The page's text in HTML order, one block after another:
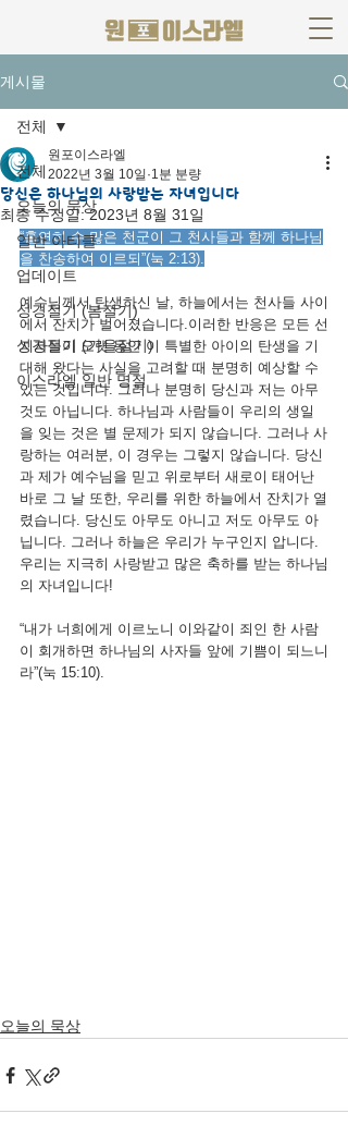
게시물
전체
오늘의 묵상
일반 아티클
업데이트
성경절기 (봄절기)
성경절기 (가을절기)
이스라엘 일반 명절
전체
당신은 하나님의 사랑받는 자녀입니다
원포이스라엘
2022년 3월 10일 1분 분량
최종 수정일:2023년 8월 31일
“홀연히 수 많은 천군이 그 천사들과 함께 하나님
을 찬송하여 이르되”(눅 2:13).
예수님께서 탄생하신 날, 하늘에서는 천사들 사이
에서 잔치가 벌어졌습니다.이러한 반응은 모든 선
지자들이 오랫 동안 이 특별한 아이의 탄생을 기
대해 왔다는 사실을 고려할 때 분명히 예상할 수
있는 것입니다. 그러나 분명히 당신과 저는 아무
것도 아닙니다. 하나님과 사람들이 우리의 생일
을 잊는 것은 별 문제가 되지 않습니다. 그러나 사
랑하는 여러분, 이 경우는 그렇지 않습니다. 당신
과 제가 예수님을 믿고 위로부터 새로이 태어난
바로 그 날 또한, 우리를 위한 하늘에서 잔치가 열
렸습니다. 당신도 아무도 아니고 저도 아무도 아
닙니다. 그러나 하늘은 우리가 누구인지 압니다.
우리는 지극히 사랑받고 많은 축하를 받는 하나님
의 자녀입니다!
“내가 너희에게 이르노니 이와같이 죄인 한 사람
이 회개하면 하나님의 사자들 앞에 기쁨이 되느니
라”(눅 15:10).
오늘의 묵상